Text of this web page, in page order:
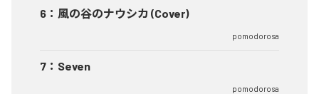
6 ： 風の谷のナウシカ (Cover)
pomodorosa
7 ： Seven
pomodorosa